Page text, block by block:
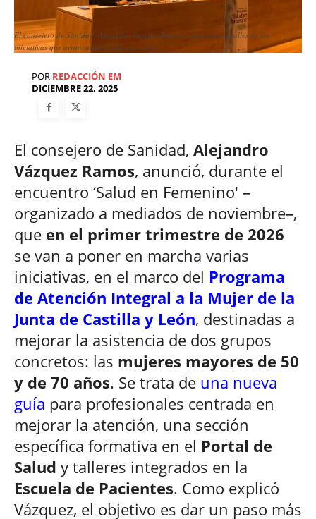
El consejero de Sanidad, Alejandro Vázquez Ramos, explicó los detalles de las
iniciativas que arrancarán el año que viene.
POR REDACCIÓN EM
DICIEMBRE 22, 2025
El consejero de Sanidad, Alejandro
Vázquez Ramos, anunció, durante el
encuentro ‘Salud en Femenino' –
organizado a mediados de noviembre–,
que en el primer trimestre de 2026
se van a poner en marcha varias
iniciativas, en el marco del Programa
de Atención Integral a la Mujer de la
Junta de Castilla y León, destinadas a
mejorar la asistencia de dos grupos
concretos: las mujeres mayores de 50
y de 70 años. Se trata de una nueva
guía para profesionales centrada en
mejorar la atención, una sección
específica formativa en el Portal de
Salud y talleres integrados en la
Escuela de Pacientes. Como explicó
Vázquez, el objetivo es dar un paso más